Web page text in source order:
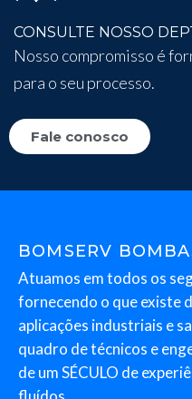
CONSULTE NOSSO
Nosso compromisso é
para o seu processo.
Fale conosco
BOMSERV
Atuamos em todos os
fornecendo o que existe
aplicações industriais e
quadro de técnicos e
de um SÉCULO de